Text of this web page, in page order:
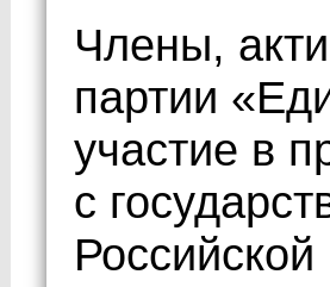
Члены,
партии
участие в
с